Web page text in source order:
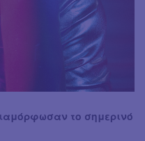
το σημερινό